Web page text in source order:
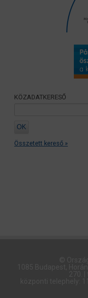
KÖZADATKERESŐ
Összetett kereső »